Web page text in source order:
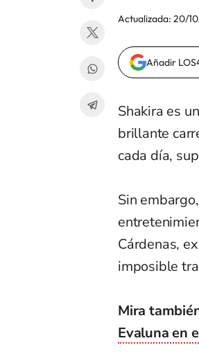
Actualizada: 20/
Añadir
Shakira es
brillante
cada día,
Sin
Cárdenas,
imposible
Mira
Evaluna en